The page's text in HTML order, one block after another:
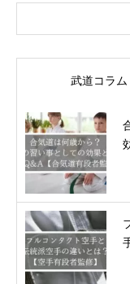
武道コラム